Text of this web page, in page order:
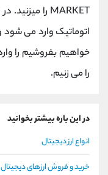
را می زنیم.
در این باره بیشتر بخوانید
انواع ارز دیجیتال
خرید و فروش ارزهای دیجیتال